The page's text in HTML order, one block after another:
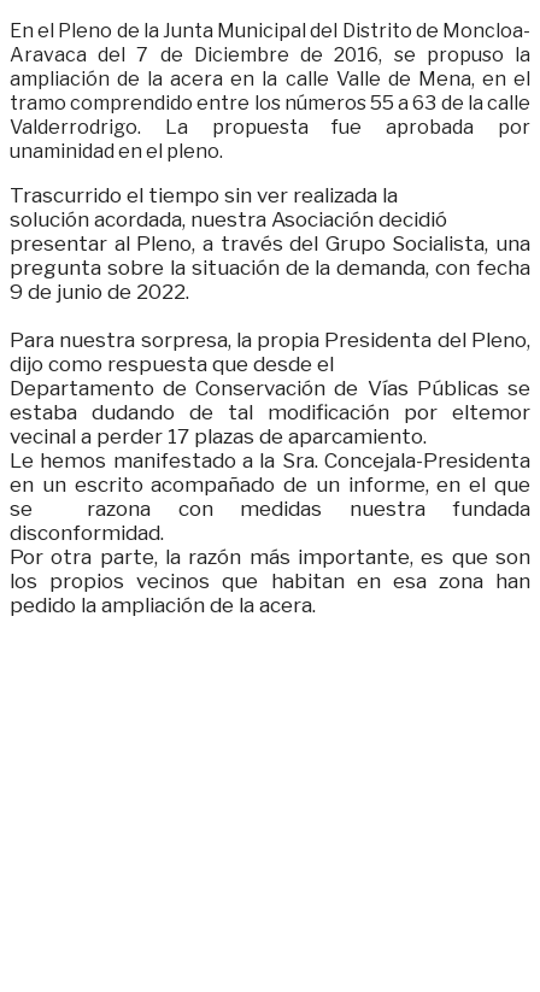
En el Pleno de la Junta Municipal del Distrito de Moncloa-
Aravaca del 7 de Diciembre de 2016, se propuso la
ampliación de la acera en la calle Valle de Mena, en el
tramo comprendido entre los números 55 a 63 de la calle
Valderrodrigo. La propuesta fue aprobada por
unaminidad en el pleno.
Trascurrido el tiempo sin ver realizada la
solución acordada, nuestra Asociación decidió
presentar al Pleno, a través del Grupo Socialista, una
pregunta sobre la situación de la demanda, con fecha
9 de junio de 2022.
Para nuestra sorpresa, la propia Presidenta del Pleno,
dijo como respuesta que desde el
Departamento de Conservación de Vías Públicas se
estaba dudando de tal modificación por eltemor
vecinal a perder 17 plazas de aparcamiento.
Le hemos manifestado a la Sra. Concejala-Presidenta
en un escrito acompañado de un informe, en el que
se razona con medidas nuestra fundada
disconformidad.
Por otra parte, la razón más importante, es que son
los propios vecinos que habitan en esa zonahan
pedido la ampliación de la acera.